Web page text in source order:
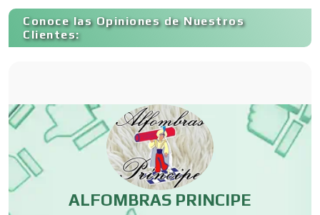
Capacitación
Carpinterías
Centros Comerciales
Conoce las Opiniones de Nuestros
Clientes:
ALFOMBRAS PRINCIPE